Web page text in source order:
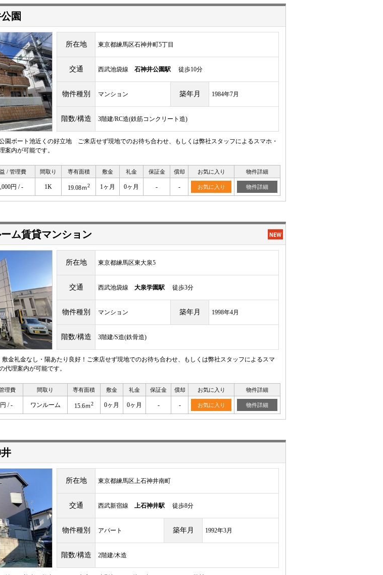
園
所在地 東京都練馬区石神井町5丁目
交通 西武池袋線 石神井公園駅 徒歩10分
物件種別 マンション 築年月 1984年7月
階数/構造 3階建/RC造(鉄筋コンクリート造)
ボート池近くの好立地 ご来店せず現地でのお待ち合わせ、もしくは弊社スタッフによるスマホ・
案内が可能です。
/ 管理費 間取り 専有面積 敷金 礼金 保証金 償却 お気に入り 物件詳細
円 / - 1K 19.08ｍ2 1ヶ月 0ヶ月 - - お気に入り 物件詳細
ム賃貸マンション
所在地 東京都練馬区東大泉5
交通 西武池袋線 大泉学園駅 徒歩3分
物件種別 マンション 築年月 1998年4月
階数/構造 3階建/S造(鉄骨造)
金礼金なし・陽あたり良好！ご来店せず現地でのお待ち合わせ、もしくは弊社スタッフによるスマ
代理案内が可能です。
理費 間取り 専有面積 敷金 礼金 保証金 償却 お気に入り 物件詳細
/ - ワンルーム 15.6ｍ2 0ヶ月 0ヶ月 - - お気に入り 物件詳細
所在地 東京都練馬区上石神井南町
交通 西武新宿線 上石神井駅 徒歩8分
物件種別 アパート 築年月 1992年3月
階数/構造 2階建/木造